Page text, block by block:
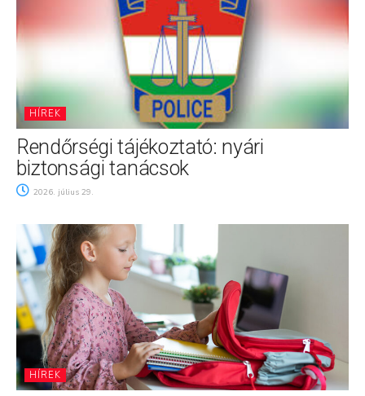
HÍREK
Rendőrségi tájékoztató: nyári
biztonsági tanácsok
2026. július 29.
HÍREK